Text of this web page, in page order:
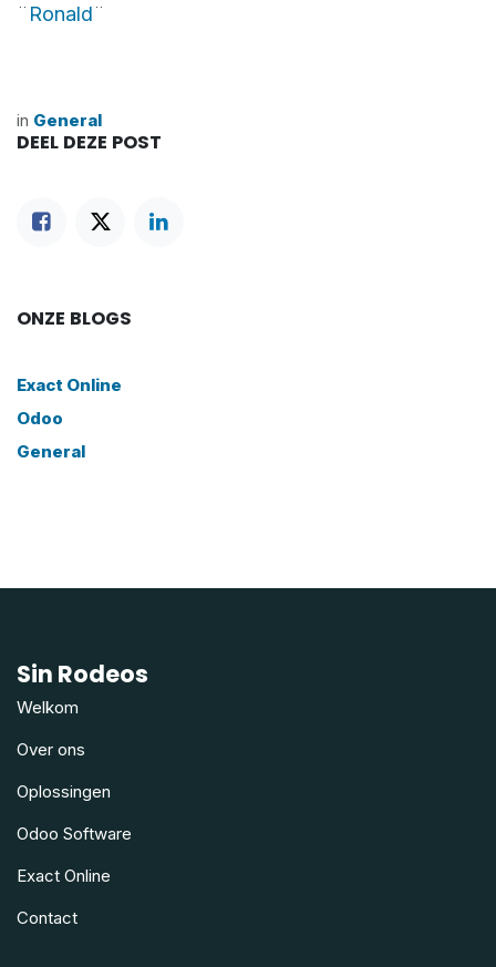
¨ Ronald¨
in General
DEEL DEZE POST
ONZE BLOGS
Exact Online
Odoo
General
Sin Rodeos
Welkom
Over ons
Oplossingen
Odoo Software
Exact Online
Contact